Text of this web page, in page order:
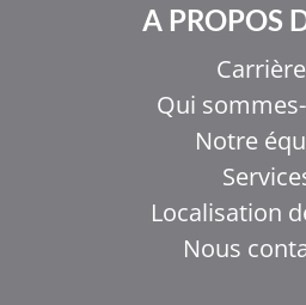
A PROPOS
Qui
Notre
Localisation
Nous